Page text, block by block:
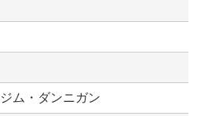
ム・ダンニガン